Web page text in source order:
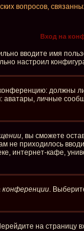
вопросов,
Вход на
вводите имя
настроил
личные
, вы сможете
не приходилось
интернет-кафе,
конференции.
на